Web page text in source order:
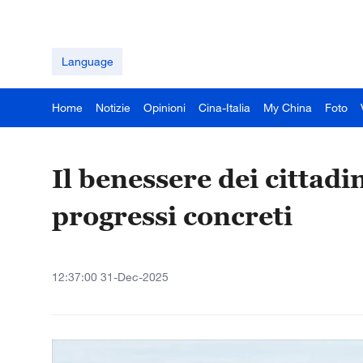
Language
Home Notizie Opinioni Cina-Italia My China Foto
Il benessere dei
progressi concreti
12:37:00 31-Dec-2025